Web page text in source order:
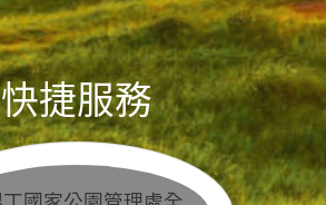
快捷服務